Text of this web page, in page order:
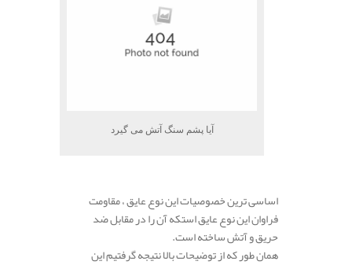
آیا پشم سنگ آتش می گیرد
اساسی ترین خصوصیات این نوع عایق ، مقاومت
فراوان این نوع عایق استکه آن را در مقابل ضد
حریق و آتش ساخته است.
همان طور که از توضیحات بالا نتیجه گرفتیم این